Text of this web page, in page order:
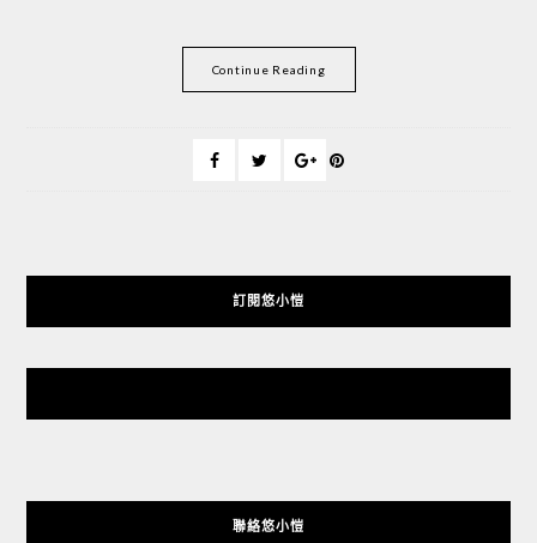
Continue Reading
訂閱悠小愷
聯絡悠小愷